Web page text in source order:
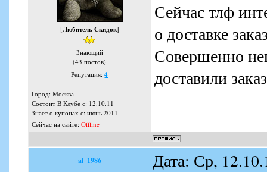
[Любитель Скидок]
Знающий
(43 постов)
Репутация:4
Город: Москва
Состоит В Клубе с: 12.10.11
Знает о купонах с: июнь 2011
Сейчас на сайте: Offline
Сейчас тлф
о доставке
Совершенно
доставили
al_1986 Дата: Ср,